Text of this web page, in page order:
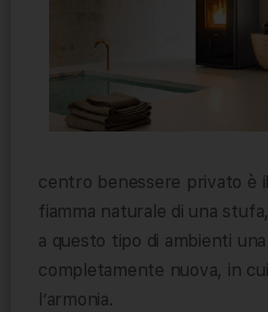
centro benessere privato è
fiamma naturale di una
a questo tipo di ambienti
completamente nuova, in
l’armonia.